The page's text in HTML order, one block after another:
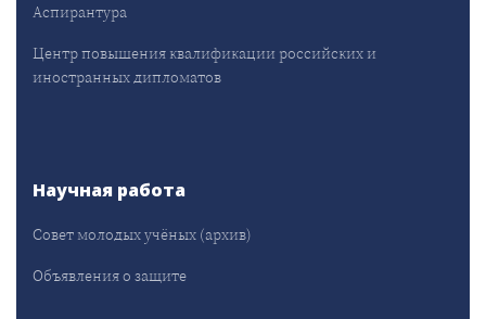
Аспирантура
Центр повышения квалификации российских и
иностранных дипломатов
Научная работа
Совет молодых учёных (архив)
Объявления о защите